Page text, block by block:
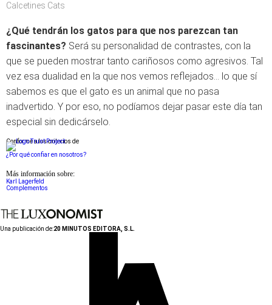
Calcetines Cats
¿Qué tendrán los gatos para que nos parezcan tan
fascinantes? Será su personalidad de contrastes, con la
que se pueden mostrar tanto cariñosos como agresivos. Tal
vez esa dualidad en la que nos vemos reflejados... lo que sí
sabemos es que el gato es un animal que no pasa
inadvertido. Y por eso, no podíamos dejar pasar este día tan
especial sin dedicárselo.
Conforme a los criterios de
¿Por qué confiar en nosotros?
Más información sobre:
Karl Lagerfeld
Complementos
Una publicación de:20 MINUTOS EDITORA, S.L.